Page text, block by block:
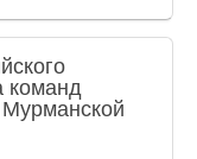
команд